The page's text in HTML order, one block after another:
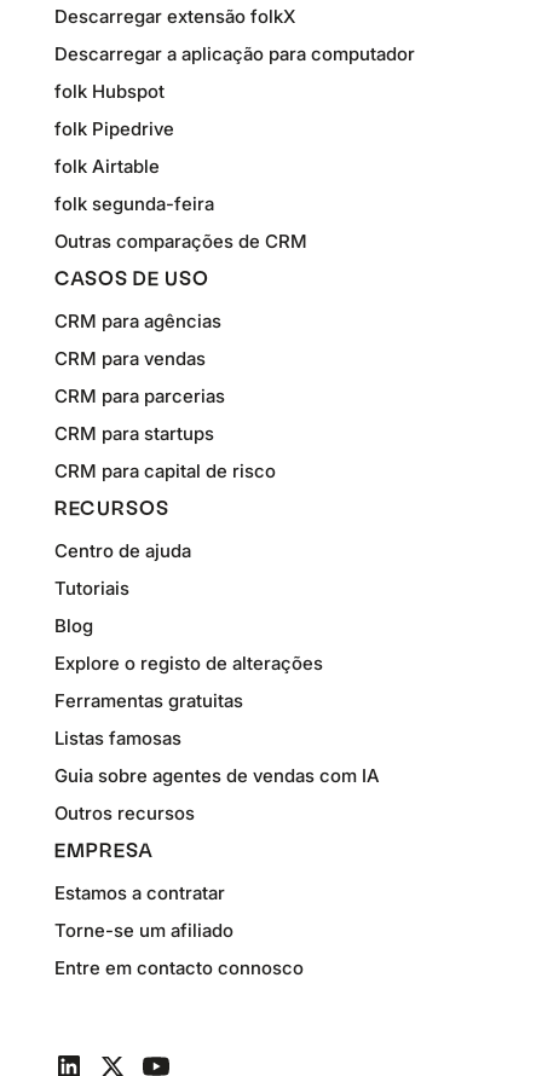
Descarregar extensão folkX
Descarregar a aplicação para computador
folk Hubspot
folk Pipedrive
folk Airtable
folk segunda-feira
Outras comparações de CRM
CASOS DE USO
CRM para agências
CRM para vendas
CRM para parcerias
CRM para startups
CRM para capital de risco
RECURSOS
Centro de ajuda
Tutoriais
Blog
Explore o registo de alterações
Ferramentas gratuitas
Listas famosas
Guia sobre agentes de vendas com IA
Outros recursos
EMPRESA
Estamos a contratar
Torne-se um afiliado
Entre em contacto connosco